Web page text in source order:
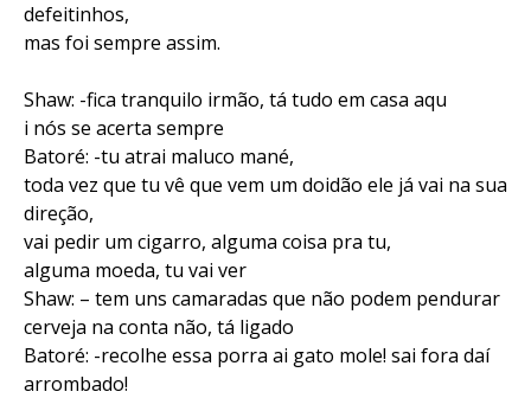
defeitinhos,
mas foi sempre assim.
Shaw: -fica tranquilo irmão, tá tudo em casa aqu
i nós se acerta sempre
Batoré: -tu atrai maluco mané,
toda vez que tu vê que vem um doidão ele já vai na sua
direção,
vai pedir um cigarro, alguma coisa pra tu,
alguma moeda, tu vai ver
Shaw: – tem uns camaradas que não podem pendurar
cerveja na conta não, tá ligado
Batoré: -recolhe essa porra ai gato mole! sai fora daí
arrombado!